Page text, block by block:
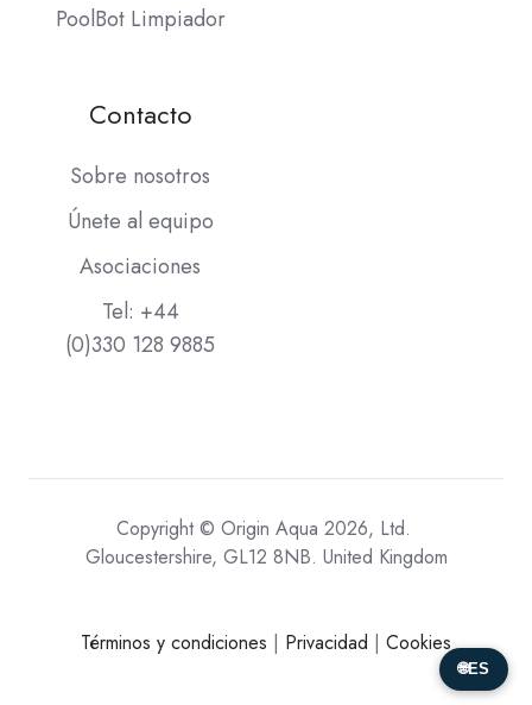
PoolBot Limpiador
Contacto
Sobre nosotros
Únete al equipo
Asociaciones
Tel: +44
(0)330 128 9885
Copyright © Origin Aqua 2026, Ltd.
Gloucestershire, GL12 8NB. United Kingdom
Términos y condiciones | Privacidad | Cookies
🌐ES